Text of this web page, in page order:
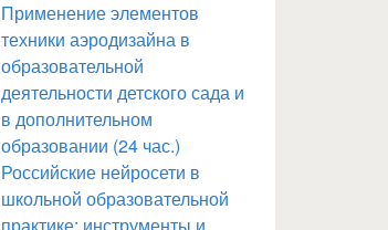
Применение элементов
техники аэродизайна в
образовательной
деятельности детского сада и
в дополнительном
образовании (24 час.)
Российские нейросети в
школьной образовательной
практике: инструменты и